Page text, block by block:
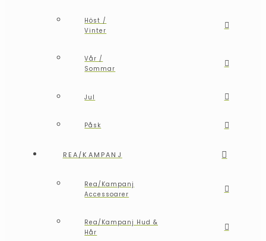
Höst /
Vinter
Vår /
Sommar
Jul
Påsk
REA/KAMPANJ
Rea/Kampanj
Accessoarer
Rea/Kampanj Hud &
Hår